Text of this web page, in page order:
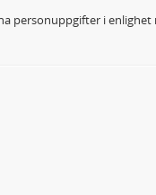
personuppgifter i enlighet